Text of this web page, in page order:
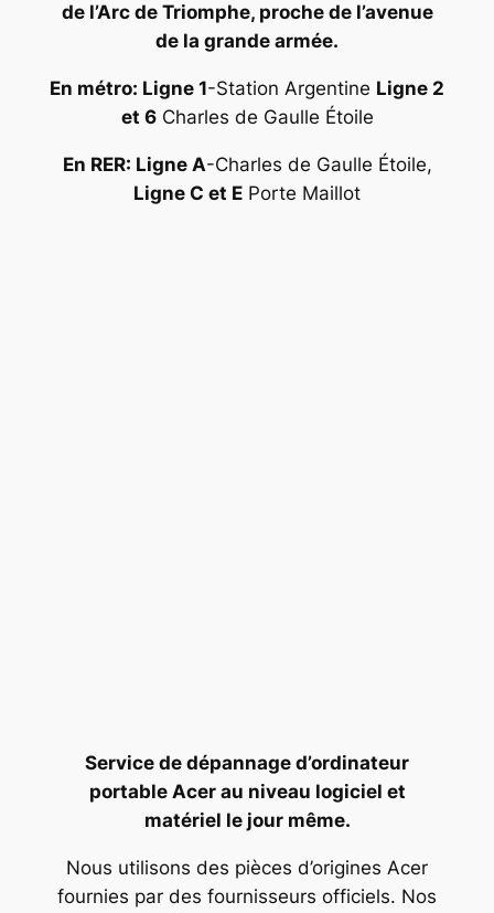
de l’Arc de Triomphe, proche de l’avenue
de la grande armée.
En métro: Ligne 1-Station Argentine Ligne 2
et 6Charles de Gaulle Étoile
En RER: Ligne A-Charles de Gaulle Étoile,
Ligne C et E Porte Maillot
Service de dépannage d’ordinateur
portable Acer au niveau logiciel et
matériel le jour même.
Nous utilisons des pièces d’origines Acer
fournies par des fournisseurs officiels. Nos